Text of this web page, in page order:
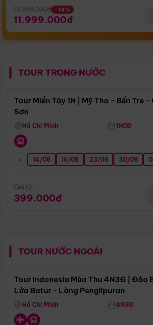
13.999.000đ -14%
11.999.000đ
TOUR TRONG NƯỚC
Tour Miền Tây 1N | Mỹ Tho - Bến Tre
Sơn
Hồ Chí Minh 1N0Đ
14/08 16/08 23/08 30/08
Giá từ:
399.000đ
TOUR NƯỚC NGOÀI
Tour Indonesia Mùa Thu 4N3Đ | Đảo
Lửa Batur - Làng Penglipuran
Hồ Chí Minh 4N3Đ